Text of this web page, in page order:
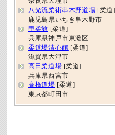
八光流柔術串木野道場 [柔道]
鹿児島県いちき串木野市
甲柔館 [柔道]
兵庫県神戸市東灘区
柔道場清心館 [柔道]
滋賀県大津市
高田柔道場 [柔道]
兵庫県西宮市
高橋道場 [柔道]
東京都町田市